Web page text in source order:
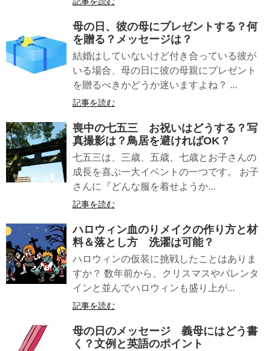
母の日、 彼の母にプレゼントする？何
を贈る？メッセージは？
結婚はしていないけど付き合っている彼が
いる場合、母の日に彼の母親にプレゼント
を贈るべきかどうか迷いますよね？ ...
記事を読む
喪中の七五三 お祝いはどうする？写
真撮影は？鳥居を避ければOK？
七五三は、三歳、五歳、七歳とお子さんの
成長を喜ぶ一大イベントの一つです。 お子
さんに『どんな服を着せようか...
記事を読む
ハロウィン血のりメイクの作り方と材
料＆落とし方 洗濯は可能？
ハロウィンの仮装に挑戦したことはありま
すか？ 数年前から、クリスマスやバレンタ
インと並んでハロウィンも盛り上が...
記事を読む
母の日のメッセージ 義母にはどう書
く？文例と英語のポイント